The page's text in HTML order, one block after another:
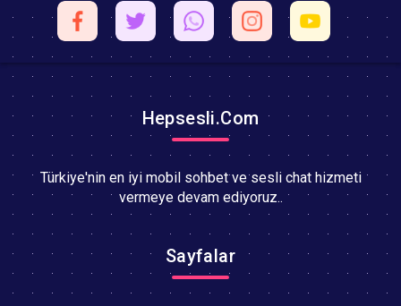
Hepsesli.Com
Türkiye'nin en iyi mobil sohbet ve sesli chat hizmeti
vermeye devam ediyoruz..
Sayfalar